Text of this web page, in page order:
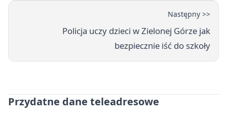
Następny >>
Policja uczy dzieci w Zielonej Górze jak
bezpiecznie iść do szkoły
Przydatne dane teleadresowe